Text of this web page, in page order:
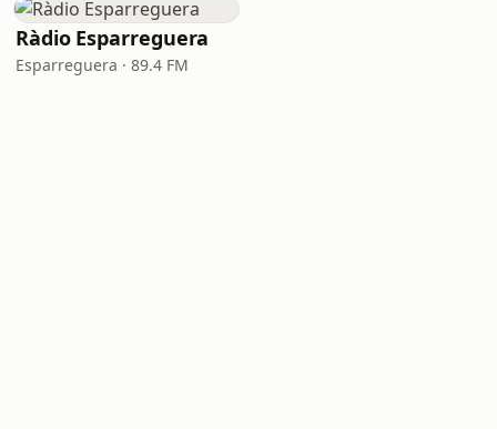
Ràdio Esparreguera
Esparreguera · 89.4 FM